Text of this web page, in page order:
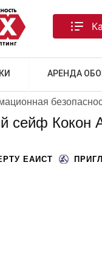
АРЕНДА
сейф Кокон
ЕАИСТ